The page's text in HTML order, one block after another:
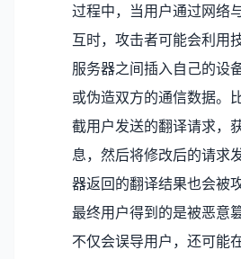
过程中，当用户通过网络
互时，攻击者可能会利用
服务器之间插入自己的设
或伪造双方的通信数据。
截用户发送的翻译请求，
息，然后将修改后的请求
器返回的翻译结果也会被
最终用户得到的是被恶意
不仅会误导用户，还可能